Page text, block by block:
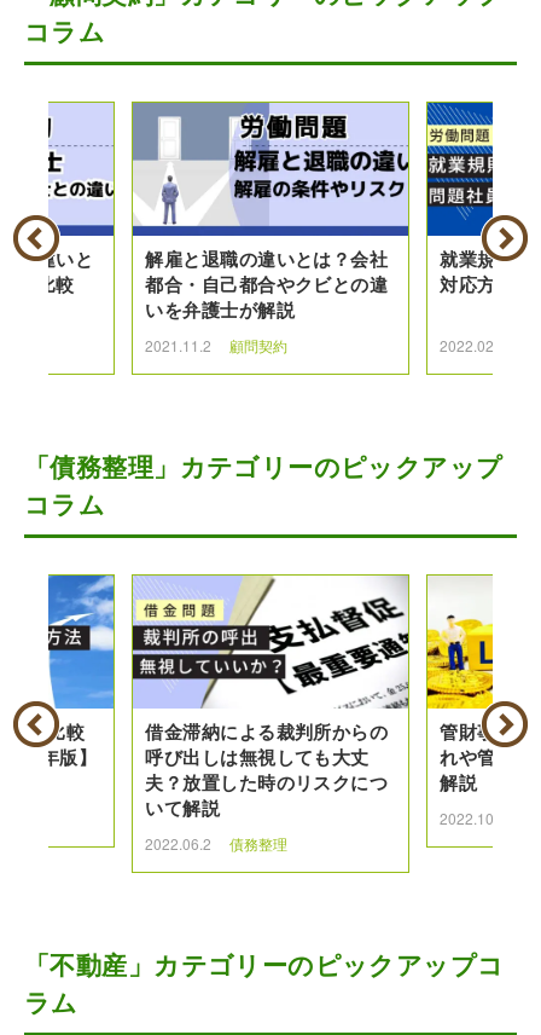
コラム
の違いと
底比較
解雇と退職の違いとは？会社
都合・自己都合やクビとの違
いを弁護士が解説
2021.11.2 顧問契約
就業規則違
対応方法と
2022.02.1
「債務整理」カテゴリーのピックアップ
コラム
類を比較
年版】
借金滞納による裁判所からの
呼び出しは無視しても大丈
夫？放置した時のリスクにつ
いて解説
2022.06.2 債務整理
管財事件と
れや管財事
解説
2022.10.18
「不動産」カテゴリーのピックアップコ
ラム